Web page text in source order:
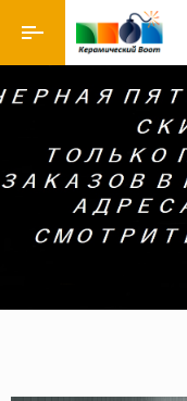
Назад
Производители
Керамическая плитка
Керамогранит